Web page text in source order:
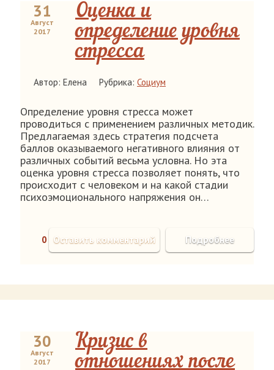
31
Август
2017
Оценка и
определение уровня
стресса
Автор: Елена Рубрика: Социум
Определение уровня стресса может
проводиться с применением различных методик.
Предлагаемая здесь стратегия подсчета
баллов оказываемого негативного влияния от
различных событий весьма условна. Но эта
оценка уровня стресса позволяет понять, что
происходит с человеком и на какой стадии
психоэмоционального напряжения он…
0 Подробнее
Оставить комментарий
30
Август
2017
Кризис в
отношениях после